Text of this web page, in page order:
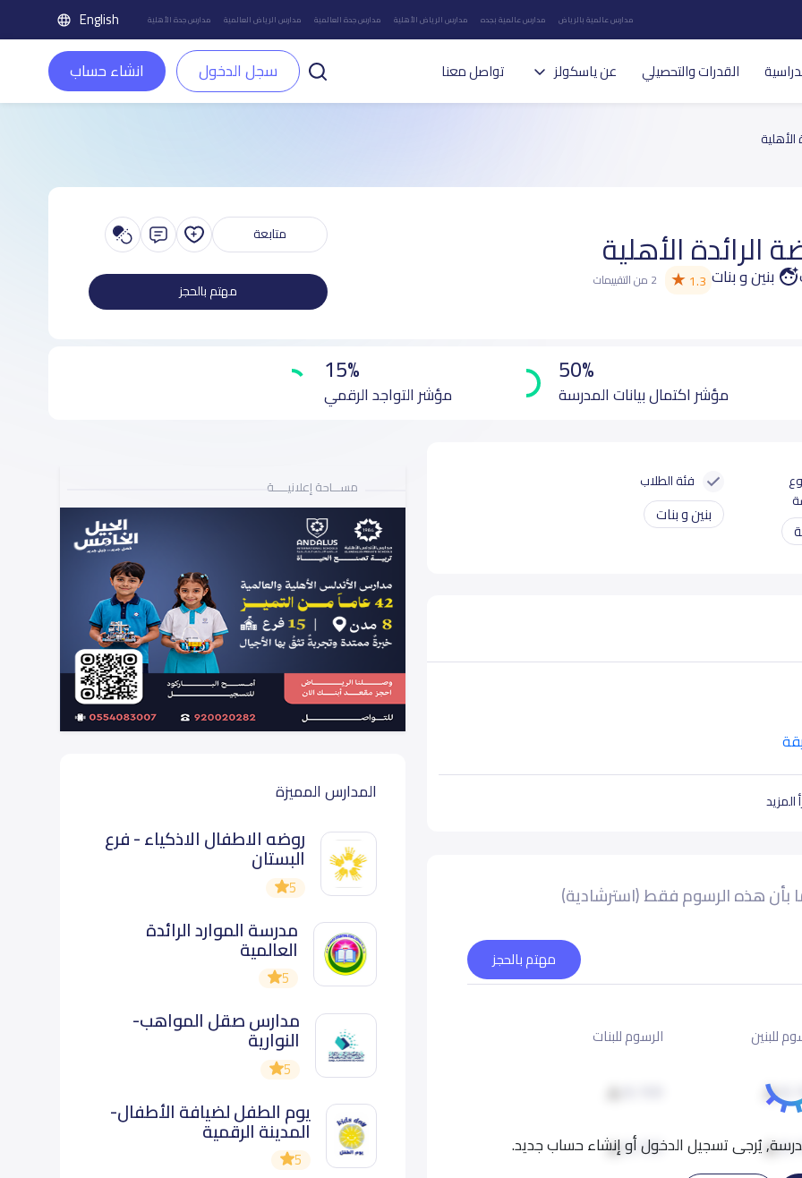
مدارس عالمية بالرياض مدارس عالمية بجده مدارس الرياض الأهلية مدارس جدة العالمية مدارس الرياض العالمية مدارس جدة الأهلية English
القدرات والتحصيلي عن ياسكولز تواصل معنا سجل الدخول انشاء حساب
الرائدة الأهلية
بنين و بنات 1.3
★ 2 من التقييمات
متابعة
مهتم بالحجز
50%
مؤشر اكتمال بيانات المدرسة
15%
مؤشر التواجد الرقمي
فئة الطلاب
بنين و بنات
المزيد
بأن هذه الرسوم فقط (استرشادية)
يُرجى تسجيل الدخول أو إنشاء حساب جديد.
مهتم بالحجز
للبنين الرسوم للبنات
8,100
مســـاحة إعلانيـــــة
المدارس المميزة
روضه الاطفال الاذكياء - فرع
البستان
5
مدرسة الموارد الرائدة
العالمية
5
مدارس صقل المواهب-
النوارية
5
يوم الطفل لضيافة الأطفال-
المدينة الرقمية
5